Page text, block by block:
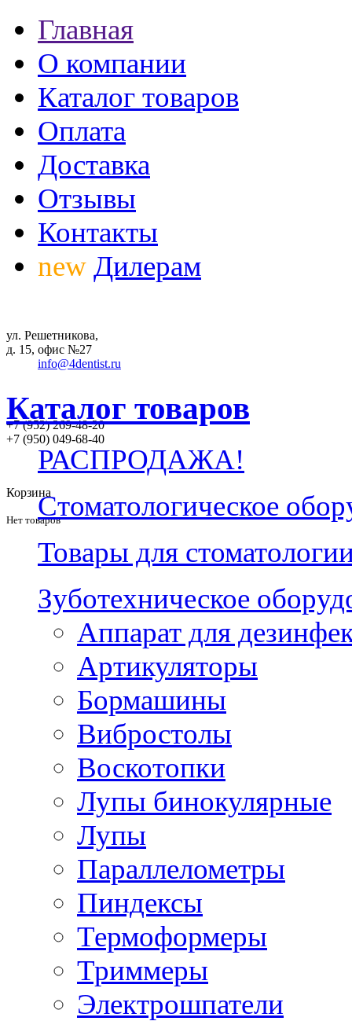
Главная
О компании
Каталог товаров
Оплата
Доставка
Отзывы
Контакты
new Дилерам
ул. Решетникова,
д. 15, офис №27
info@4dentist.ru
+7 (952) 269-48-20
‪+7 (950) 049-68-40
Корзина
Нет товаров
Каталог товаров
РАСПРОДАЖА!
Стоматологическое
Товары для
Зуботехническое
Аппарат для
Артикуляторы
Бормашины
Вибростолы
Воскотопки
Лупы бинокулярные
Лупы
Параллелометры
Пиндексы
Термоформеры
Триммеры
Электрошпатели